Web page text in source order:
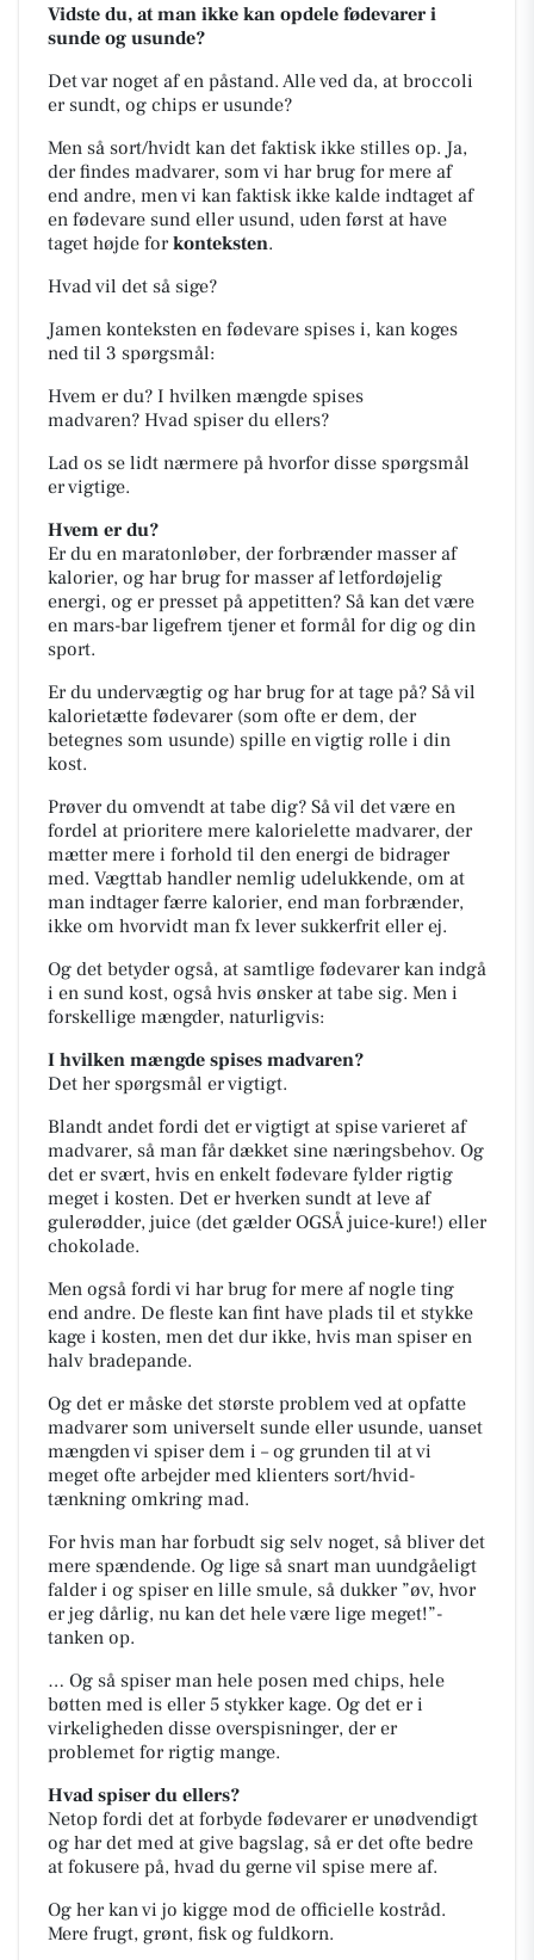
Vidste du, at man ikke kan opdele fødevarer i
sunde og usunde?
Det var noget af en påstand. Alle ved da, at broccoli
er sundt, og chips er usunde?
Men så sort/hvidt kan det faktisk ikke stilles op. Ja,
der findes madvarer, som vi har brug for mere af
end andre, men vi kan faktisk ikke kalde indtaget af
en fødevare sund eller usund, uden først at have
taget højde forkonteksten.
Hvad vil det så sige?
Jamen konteksten en fødevare spises i, kan koges
ned til 3 spørgsmål:
Hvem er du? I hvilken mængde spises
madvaren? Hvad spiser du ellers?
Lad os se lidt nærmere på hvorfor disse spørgsmål
er vigtige.
Hvem er du?
Er du en maratonløber, der forbrænder masser af
kalorier, og har brug for masser af letfordøjelig
energi, og er presset på appetitten? Så kan det være
en mars-bar ligefrem tjener et formål for dig og din
sport.
Er du undervægtig og har brug for at tage på? Så vil
kalorietætte fødevarer (som ofte er dem, der
betegnes som usunde) spille en vigtig rolle i din
kost.
Prøver du omvendt at tabe dig? Så vil det være en
fordel at prioritere mere kalorielette madvarer, der
mætter mere i forhold til den energi de bidrager
med. Vægttab handler nemlig udelukkende, om at
man indtager færre kalorier, end man forbrænder,
ikke om hvorvidt man fx lever sukkerfrit eller ej.
Og det betyder også, at samtlige fødevarer kan indgå
i en sund kost, også hvis ønsker at tabe sig. Men i
forskellige mængder, naturligvis:
I hvilken mængde spises madvaren?
Det her spørgsmål er vigtigt.
Blandt andet fordi det er vigtigt at spise varieret af
madvarer, så man får dækket sine næringsbehov. Og
det er svært, hvis en enkelt fødevare fylder rigtig
meget i kosten. Det er hverken sundt at leve af
gulerødder, juice (det gælder OGSÅ juice-kure!) eller
chokolade.
Men også fordi vi har brug for mere af nogle ting
end andre. De fleste kan fint have plads til et stykke
kage i kosten, men det dur ikke, hvis man spiser en
halv bradepande.
Og det er måske det største problem ved at opfatte
madvarer som universelt sunde eller usunde, uanset
mængden vi spiser dem i – og grunden til at vi
meget ofte arbejder med klienters sort/hvid-
tænkning omkring mad.
For hvis man har forbudt sig selv noget, så bliver det
mere spændende. Og lige så snart man uundgåeligt
falder i og spiser en lille smule, så dukker ”øv, hvor
er jeg dårlig, nu kan det hele være lige meget!”-
tanken op.
… Og så spiser man hele posen med chips, hele
bøtten med is eller 5 stykker kage. Og det er i
virkeligheden disse overspisninger, der er
problemet for rigtig mange.
Hvad spiser du ellers?
Netop fordi det at forbyde fødevarer er unødvendigt
og har det med at give bagslag, så er det ofte bedre
at fokusere på, hvad du gerne vil spise mere af.
Og her kan vi jo kigge mod de officielle kostråd.
Mere frugt, grønt, fisk og fuldkorn.